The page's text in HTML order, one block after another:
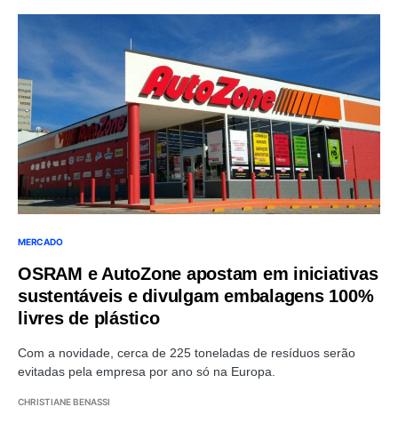
MERCADO
OSRAM e AutoZone apostam em iniciativas
sustentáveis e divulgam embalagens 100%
livres de plástico
Com a novidade, cerca de 225 toneladas de resíduos serão
evitadas pela empresa por ano só na Europa.
CHRISTIANE BENASSI